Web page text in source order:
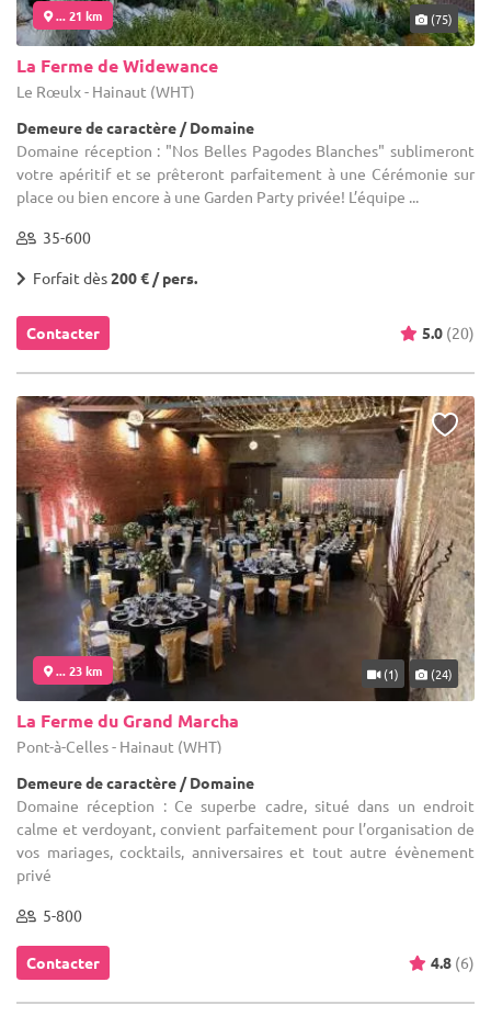
... 21 km (75)
La Ferme de Widewance
Le Rœulx - Hainaut (WHT)
Demeure de caractère / Domaine
Domaine réception : "Nos Belles Pagodes Blanches" sublimeront
votre apéritif et se prêteront parfaitement à une Cérémonie sur
place ou bien encore à une Garden Party privée! L’équipe ...
35-600
Forfait dès200 € / pers.
Contacter 5.0 (20)
... 23 km (1) (24)
La Ferme du Grand Marcha
Pont-à-Celles - Hainaut (WHT)
Demeure de caractère / Domaine
Domaine réception : Ce superbe cadre, situé dans un endroit
calme et verdoyant, convient parfaitement pour l’organisation de
vos mariages, cocktails, anniversaires et tout autre évènement
privé
5-800
Contacter 4.8 (6)